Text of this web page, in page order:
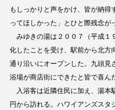
もしっかりと声をかけ、皆が納
ってほしかった」とひと際残念が
みゆきの湯は２００７（平成１
化したことを受け、駅前から北方
通り沿いにオープンした。九頭見
浴場が商店街にできたと皆で喜ん
入浴客は近隣住民に加え、湯本
円から訪れる。ハワイアンズスタ